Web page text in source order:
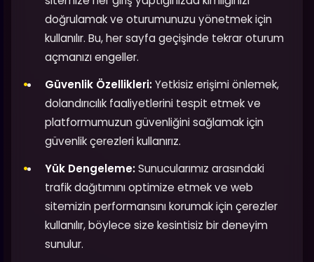
doğrulamak ve oturumunuzu yönetmek için
kullanılır. Bu, her sayfa geçişinde tekrar oturum
açmanızı engeller.
Güvenlik Özellikleri:Yetkisiz erişimi önlemek,
dolandırıcılık faaliyetlerini tespit etmek ve
platformumuzun güvenliğini sağlamak için
güvenlik çerezleri kullanırız.
Yük Dengeleme:Sunucularımız arasındaki
trafik dağıtımını optimize etmek ve web
sitemizin performansını korumak için çerezler
kullanılır, böylece size kesintisiz bir deneyim
sunulur.